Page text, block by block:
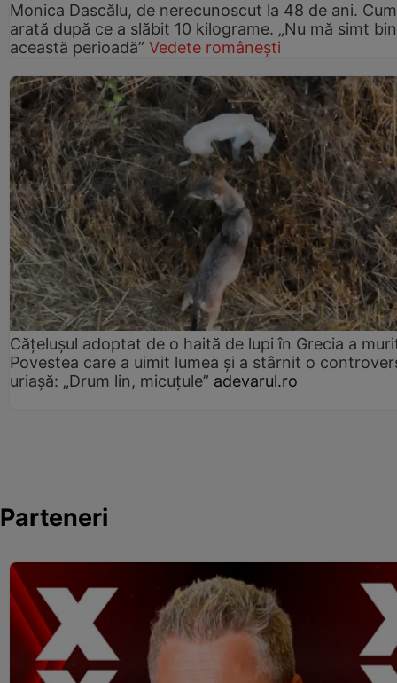
Monica Dascălu, de nerecunoscut la 48 de ani. Cum
arată după ce a slăbit 10 kilograme. „Nu mă simt
această perioadă” Vedete românești
Cățelușul adoptat de o haită de lupi în Grecia a
Povestea care a uimit lumea și a stârnit o
uriașă: „Drum lin, micuțule” adevarul.ro
Parteneri